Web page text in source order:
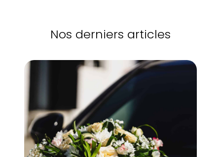
Nos derniers articles